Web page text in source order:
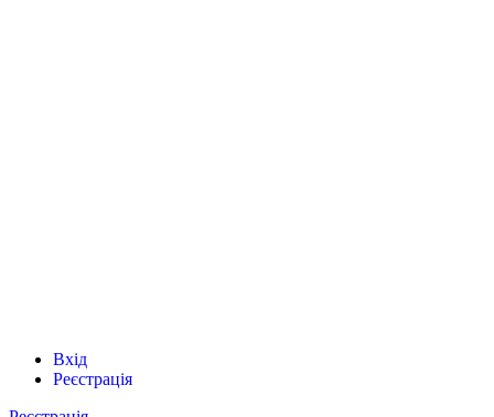
Вхід
Реєстрація